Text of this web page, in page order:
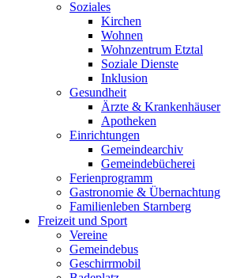
Soziales
Kirchen
Wohnen
Wohnzentrum Etztal
Soziale Dienste
Inklusion
Gesundheit
Ärzte & Krankenhäuser
Apotheken
Einrichtungen
Gemeindearchiv
Gemeindebücherei
Ferienprogramm
Gastronomie & Übernachtung
Familienleben Starnberg
Freizeit und Sport
Vereine
Gemeindebus
Geschirrmobil